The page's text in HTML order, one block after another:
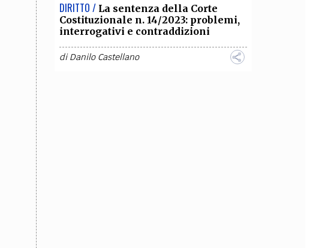
DIRITTO / La sentenza della Corte
Costituzionale n. 14/2023: problemi,
interrogativi e contraddizioni
diDanilo Castellano